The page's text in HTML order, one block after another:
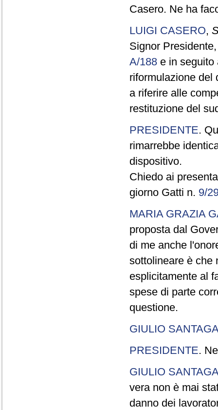
Casero. Ne ha
LUIGI CASERO,
Signor
A/188 e in seguito
riformulazione del
a riferire alle
restituzione del
PRESIDENTE.
rimarrebbe
dispositivo.
Chiedo ai
giorno Gatti n. 9/
MARIA GRAZIA
proposta dal
di me anche
sottolineare è che
esplicitamente al
spese di parte
questione.
GIULIO
PRESIDENTE.
GIULIO
vera non è mai
danno dei